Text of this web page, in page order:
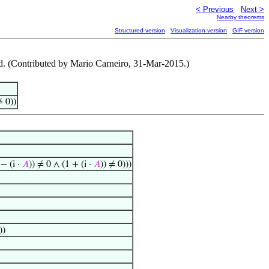
< Previous Next >
Nearby theorems
Structured version
Visualization version GIF version
(Contributed by Mario Carneiro, 31-Mar-2015.)
0))
(i · 𝐴)) ≠ 0 ∧ (1 + (i · 𝐴)) ≠ 0)))